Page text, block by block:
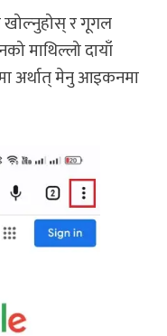
खोल्नुहोस् र गूगल
माथिल्लो दायाँ
अर्थात् मेनु आइकनमा